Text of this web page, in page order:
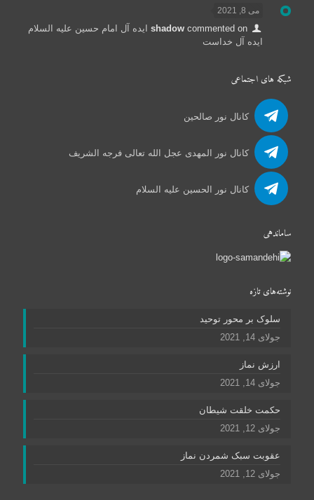
می 8, 2021
shadowcommented on
ایده آل امام حسین علیه السلام
ایده آل خداست
شبکه های اجتماعی
کانال نور صالحین
کانال نور المهدی عجل الله تعالی فرجه الشریف
کانال نور الحسین علیه السلام
ساماندهی
نوشته‌های تازه
سلوک بر محور توحید
جولای 14, 2021
ارزش نماز
جولای 14, 2021
حکمت خلقت شیطان
جولای 12, 2021
عقوبت سبک شمردن نماز
جولای 12, 2021